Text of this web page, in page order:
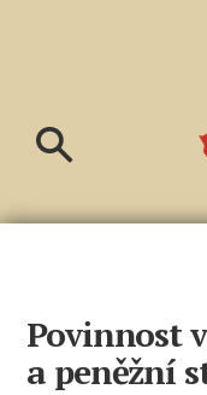
Povinnost
a peněžní